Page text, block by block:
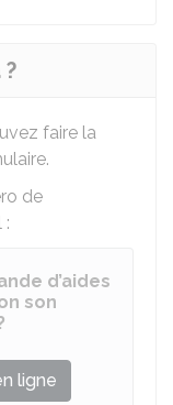
faire la
de
:
d’aides
son
ligne